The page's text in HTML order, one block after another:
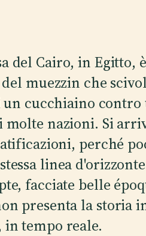
del Cairo, in Egitto,
muezzin che
cucchiaino contro
nazioni. Si
perché
linea
facciate belle
presenta la storia
in tempo reale.